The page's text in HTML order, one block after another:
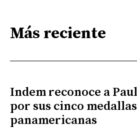
Más reciente
Indem reconoce a
por sus cinco medallas
panamericanas